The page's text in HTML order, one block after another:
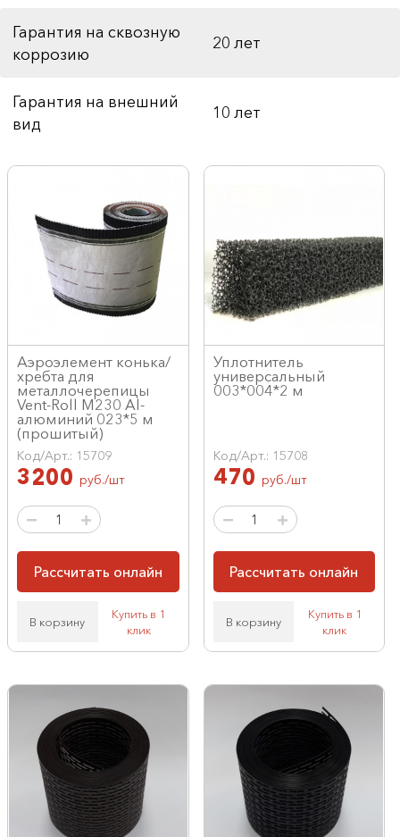
Гарантия на сквозную
коррозию
20 лет
Гарантия на внешний
вид
10 лет
Аэроэлемент конька/
хребта для
металлочерепицы
Vent-Roll M230 Al-
алюминий 023*5 м
(прошитый)
Код/Арт.: 15709
3200 руб./шт
Рассчитать онлайн
В корзину
Купить в 1
клик
Уплотнитель
универсальный
003*004*2 м
Код/Арт.: 15708
470 руб./шт
Рассчитать онлайн
В корзину
Купить в 1
клик